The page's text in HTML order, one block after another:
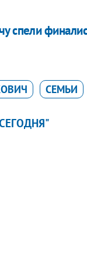
спели
СЕМЬИ